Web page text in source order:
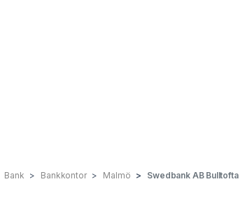
Bank Bankkontor Malmö Swedbank AB Bulltofta